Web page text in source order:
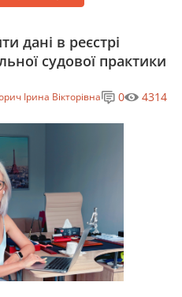
дані в реєстрі
судової практики
Ірина Вікторівна
0 4314